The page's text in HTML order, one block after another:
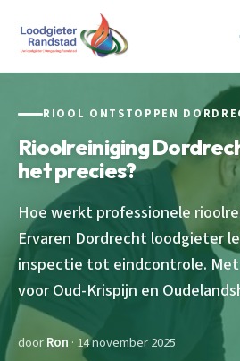
RIOOL ONTSTOPPEN
Rioolreiniging
het precies?
Hoe werkt professionele
Ervaren Dordrecht loodgieter
inspectie tot eindcontrole.
voor Oud-Krispijn en
doorRon · 14 november 2025